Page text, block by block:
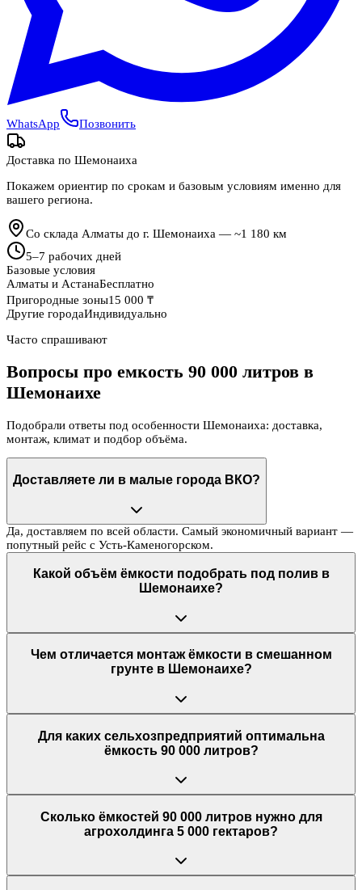
WhatsApp Позвонить
Доставка по Шемонаиха
Покажем ориентир по срокам и базовым условиям именно для
вашего региона.
Со склада Алматы до г. Шемонаиха — ~1 180 км
5–7 рабочих дней
Базовые условия
Алматы и АстанаБесплатно
Пригородные зоны15 000 ₸
Другие городаИндивидуально
Часто спрашивают
Вопросы про емкость 90 000 литров в
Шемонаихе
Подобрали ответы под особенности Шемонаиха: доставка,
монтаж, климат и подбор объёма.
Доставляете ли в малые города ВКО?
Да, доставляем по всей области. Самый экономичный вариант —
попутный рейс с Усть-Каменогорском.
Какой объём ёмкости подобрать под полив в
Шемонаихе?
Чем отличается монтаж ёмкости в смешанном
грунте в Шемонаихе?
Для каких сельхозпредприятий оптимальна
ёмкость 90 000 литров?
Сколько ёмкостей 90 000 литров нужно для
агрохолдинга 5 000 гектаров?